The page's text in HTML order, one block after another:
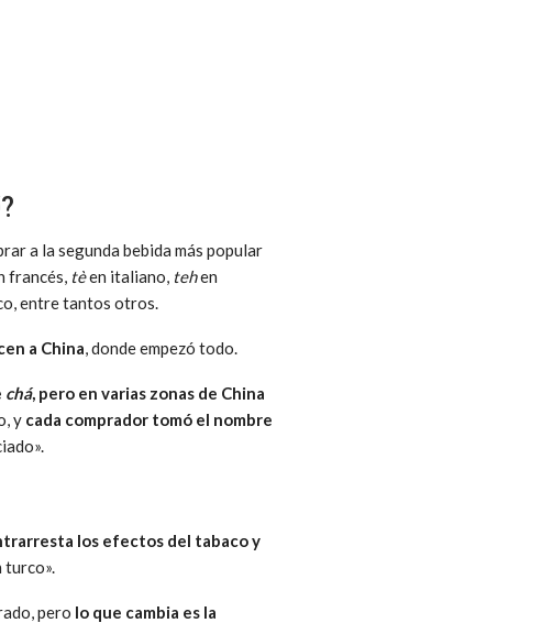
?
a la segunda bebida más popular
francés, tèen italiano, tehen
entre tantos otros.
a China, donde empezó todo.
chá, pero en varias zonas de China
y cada comprador tomó el nombre
los efectos del tabaco y
turco».
pero lo que cambia es la